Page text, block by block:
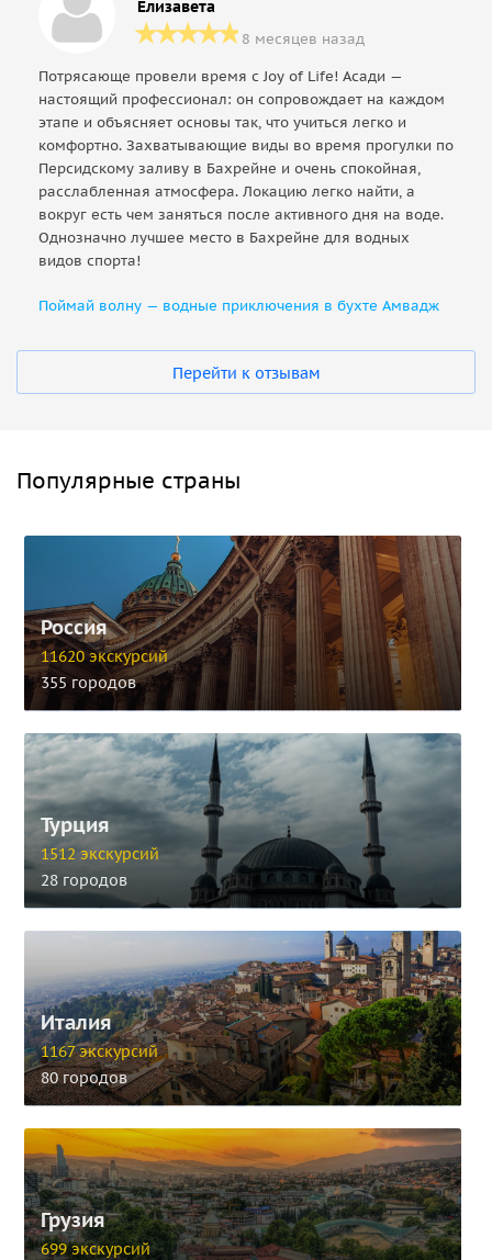
Елизавета
8 месяцев назад
Потрясающе провели время с Joy of Life! Асади —
настоящий профессионал: он сопровождает на каждом
этапе и объясняет основы так, что учиться легко и
комфортно. Захватывающие виды во время прогулки по
Персидскому заливу в Бахрейне и очень спокойная,
расслабленная атмосфера. Локацию легко найти, а
вокруг есть чем заняться после активного дня на воде.
Однозначно лучшее место в Бахрейне для водных
видов спорта!
Поймай волну — водные приключения в бухте Амвадж
Перейти к отзывам
Популярные страны
Россия
11620 экскурсий
355 городов
Турция
1512 экскурсий
28 городов
Италия
1167 экскурсий
80 городов
Грузия
699 экскурсий